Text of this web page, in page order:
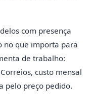
com presença
no que importa para
de trabalho:
custo mensal
pelo preço pedido.